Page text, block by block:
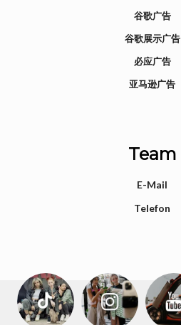
谷歌广告
谷歌展示广告
必应广告
亚马逊广告
Team
E-Mail
Telefon